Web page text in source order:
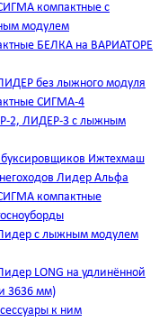
компактные с
модулем
БЕЛКА на ВАРИАТОРЕ
без лыжного модуля
СИГМА-4
2, ЛИДЕР-3 c лыжным
Ижтехмаш
Лидер Альфа
компактные
с лыжным модулем
LONG на удлинённой
3636 мм)
к ним